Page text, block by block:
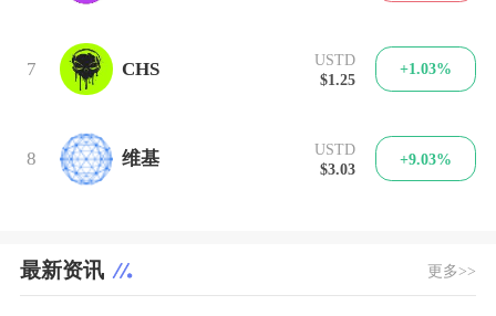
7 CHS
USTD
$1.25
+1.03%
8 维基
USTD
$3.03
+9.03%
最新资讯 更多>>